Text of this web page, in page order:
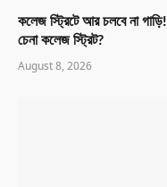
কলেজ স্ট্রিটে আর চলবে না গাড়ি!
চেনা কলেজ স্ট্রিট?
August 8, 2026